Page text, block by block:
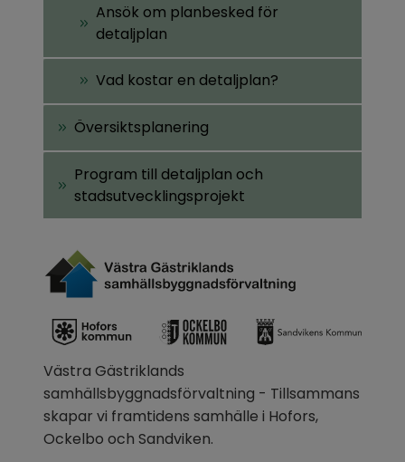
Ansök om planbesked för
detaljplan
Vad kostar en detaljplan?
Översiktsplanering
Program till detaljplan och
stadsutvecklingsprojekt
Västra Gästriklands
samhällsbyggnadsförvaltning - Tillsammans
skapar vi framtidens samhälle i Hofors,
Ockelbo och Sandviken.